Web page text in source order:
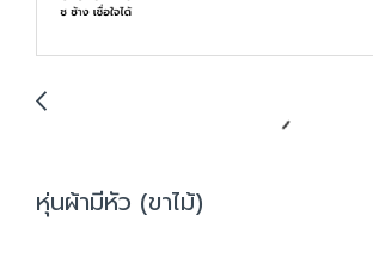
หุ่นผ้ามีหัว (ขาไม้)